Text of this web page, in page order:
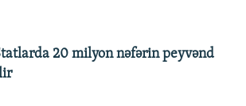
TELEFONUNUZDA
saytları
20 milyon nəfərin peyvənd